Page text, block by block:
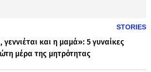
STORIES
γεννιέται και η μαμά»: 5 γυναίκες
μέρα της μητρότητας